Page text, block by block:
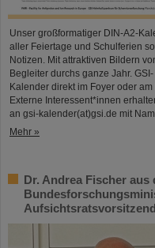
Unser großformatiger DIN-A2-
aller Feiertage und Schulferien
Notizen. Mit attraktiven Bildern
Begleiter durchs ganze Jahr.
Kalender direkt im Foyer oder
Externe Interessent*innen
an gsi-kalender(at)gsi.de mit
Mehr »
Dr. Andrea Fischer aus